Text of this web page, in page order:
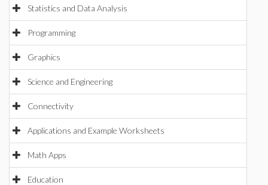
Statistics and Data Analysis
Programming
Graphics
Science and Engineering
Connectivity
Applications and Example Worksheets
Math Apps
Education